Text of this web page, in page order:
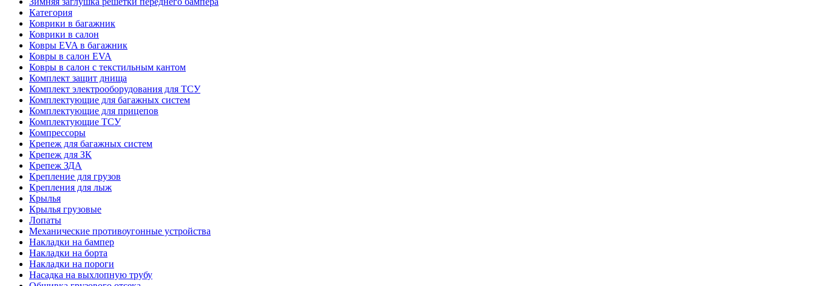
Категория
Коврики в багажник
Коврики в салон
Ковры EVA в багажник
Ковры в салон EVA
Ковры в салон с текстильным кантом
Комплект защит днища
Комплект электрооборудования для ТСУ
Комплектующие для багажных систем
Комплектующие для прицепов
Комплектующие ТСУ
Компрессоры
Крепеж для багажных систем
Крепеж для ЗК
Крепеж ЗДА
Крепление для грузов
Крепления для лыж
Крылья
Крылья грузовые
Лопаты
Механические противоугонные устройства
Накладки на бампер
Накладки на борта
Накладки на пороги
Насадка на выхлопную трубу